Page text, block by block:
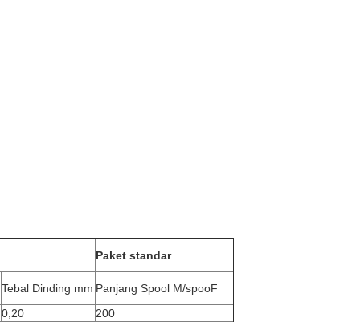
Paket standar
Tebal Dinding mm Panjang Spool M/spooF
0,20
200